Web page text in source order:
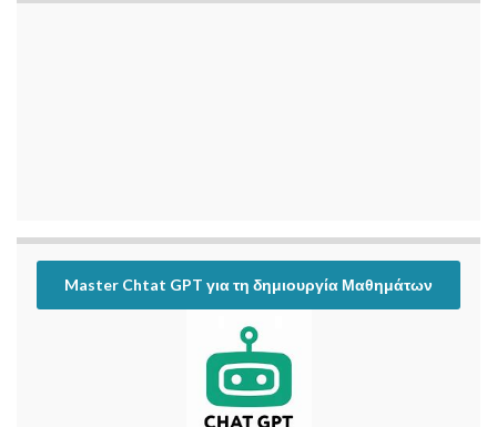
Master Chtat GPT για τη δημιουργία Μαθημάτων